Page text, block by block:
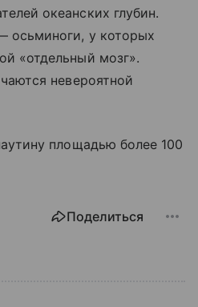
океанских глубин.
у которых
«отдельный мозг».
невероятной
площадью более 100
Поделиться